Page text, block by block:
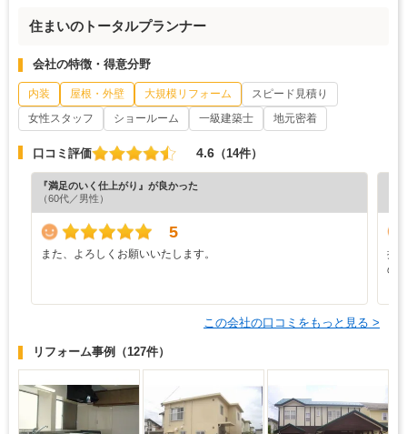
住まいのトータルプランナー
会社の特徴・得意分野
内装 屋根・外壁 大規模リフォーム
スピード見積り
女性スタッフ
ショールーム 一級建築士 地元密着
口コミ評価 4.6 （14件）
『満足のいく仕上がり』が良かった
（60代／男性）
5
また、よろしくお願いいたします。
担
の
この会社の口コミをもっと見る >
リフォーム事例 （127件）